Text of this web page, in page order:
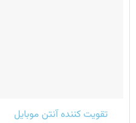
تقویت کننده آنتن موبایل